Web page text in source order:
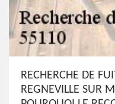
RECHERCHE DE
REGNEVILLE SUR